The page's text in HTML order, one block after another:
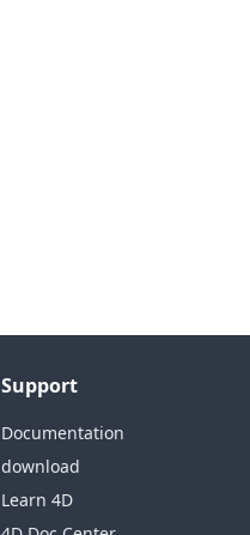
Support
Documentation
download
Learn 4D